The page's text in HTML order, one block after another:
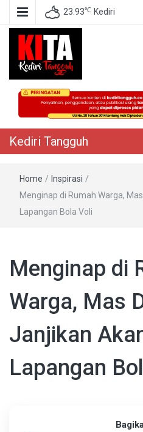
23.93℃ Kediri
Kediri
Berita Akurat Terpercaya
Kediri Tangguh
Home / Inspirasi /
Menginap di Rumah Warga,
Lapangan Bola Voli
Menginap di
Warga, Mas
Janjikan
Lapangan